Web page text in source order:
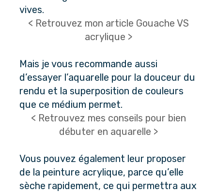
vives.
< Retrouvez mon article Gouache VS
acrylique >
Mais je vous recommande aussi
d’essayer l’aquarelle pour la douceur du
rendu et la superposition de couleurs
que ce médium permet.
< Retrouvez mes conseils pour bien
débuter en aquarelle >
Vous pouvez également leur proposer
de la peinture acrylique, parce qu’elle
sèche rapidement, ce qui permettra aux